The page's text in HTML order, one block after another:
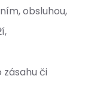
obsluhou,
či